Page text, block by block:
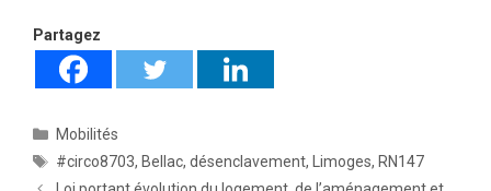
Partagez
Catégories
Mobilités
Étiquettes
#circo8703, Bellac,désenclavement, Limoges, RN147